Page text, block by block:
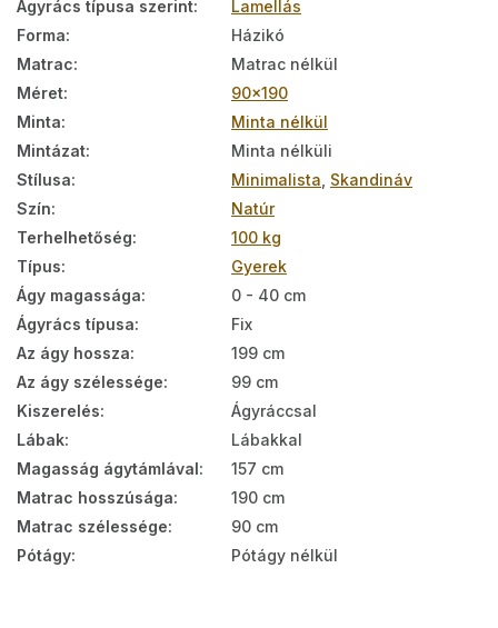
Ágyrács típusa szerint:
Lamellás
Forma:
Házikó
Matrac:
Matrac nélkül
Méret:
90x190
Minta:
Minta nélkül
Mintázat:
Minta nélküli
Stílusa: Minimalista Skandináv
Szín:
Natúr
Terhelhetőség:
100 kg
Típus:
Gyerek
Ágy magassága:
0 - 40 cm
Ágyrács típusa:
Fix
Az ágy hossza:
199 cm
Az ágy szélessége:
99 cm
Kiszerelés:
Ágyráccsal
Lábak:
Lábakkal
Magasság ágytámlával:
157 cm
Matrac hosszúsága:
190 cm
Matrac szélessége:
90 cm
Pótágy: Pótágy nélkül